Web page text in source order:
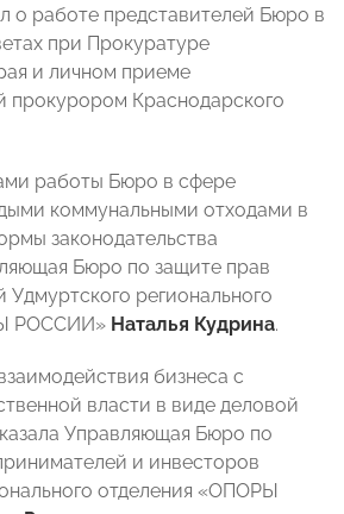
о работе представителей Бюро в
при Прокуратуре
и личном приеме
прокурором Краснодарского
работы Бюро в сфере
коммунальными отходами в
законодательства
Бюро по защите прав
регионального
РОССИИ» Наталья Кудрина.
бизнеса с
власти в виде деловой
Управляющая Бюро по
и инвесторов
отделения «ОПОРЫ